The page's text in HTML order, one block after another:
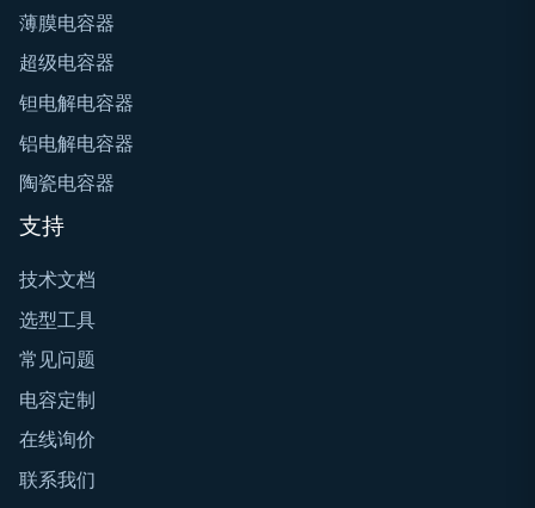
薄膜电容器
超级电容器
钽电解电容器
铝电解电容器
陶瓷电容器
支持
技术文档
选型工具
常见问题
电容定制
在线询价
联系我们